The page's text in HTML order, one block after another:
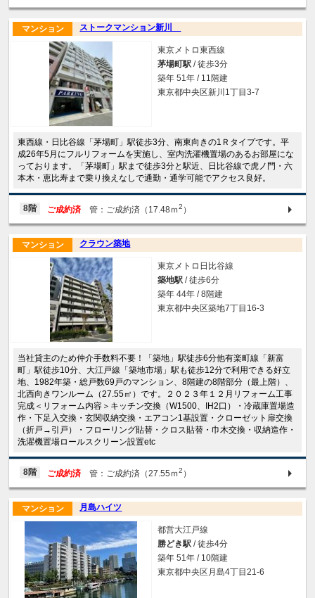
ストークマンション新川
マンション
東京メトロ東西線
茅場町駅 / 徒歩3分
築年 51年 / 11階建
東京都中央区新川1丁目3-7
東西線・日比谷線「茅場町」駅徒歩3分、南東向きの1Ｒタイプです。平
成26年5月にフルリフォームを実施し、室内洗濯機置場のあるお部屋にな
っております。「茅場町」駅まで徒歩3分と駅近、日比谷線で虎ノ門・六
本木・恵比寿まで乗り換えなしで通勤・通学可能でアクセス良好。
8階 ご成約済 管：ご成約済（17.48ｍ2 ）
クラウン築地
マンション
東京メトロ日比谷線
築地駅 / 徒歩6分
築年 44年 / 8階建
東京都中央区築地7丁目16-3
当社貸主のため仲介手数料不要！「築地」駅徒歩6分他有楽町線「新富
町」駅徒歩10分、大江戸線「築地市場」駅も徒歩12分で利用できる好立
地、1982年築・総戸数69戸のマンション、8階建の8階部分（最上階）、
北西向きワンルーム（27.55㎡）です。２０２３年１２月リフォーム工事
完成＜リフォーム内容＞キッチン交換（W1500、IH2口）・冷蔵庫置場造
作・下足入交換・玄関収納交換・エアコン1基設置・クローゼット扉交換
（折戸→引戸）・フローリング貼替・クロス貼替・巾木交換・収納造作・
洗濯機置場ロールスクリーン設置etc
8階 ご成約済 管：ご成約済（27.55ｍ2 ）
月島ハイツ
マンション
都営大江戸線
勝どき駅 / 徒歩4分
築年 51年 / 10階建
東京都中央区月島4丁目21-6